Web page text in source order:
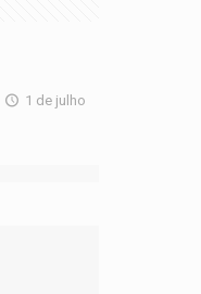
1 de julho